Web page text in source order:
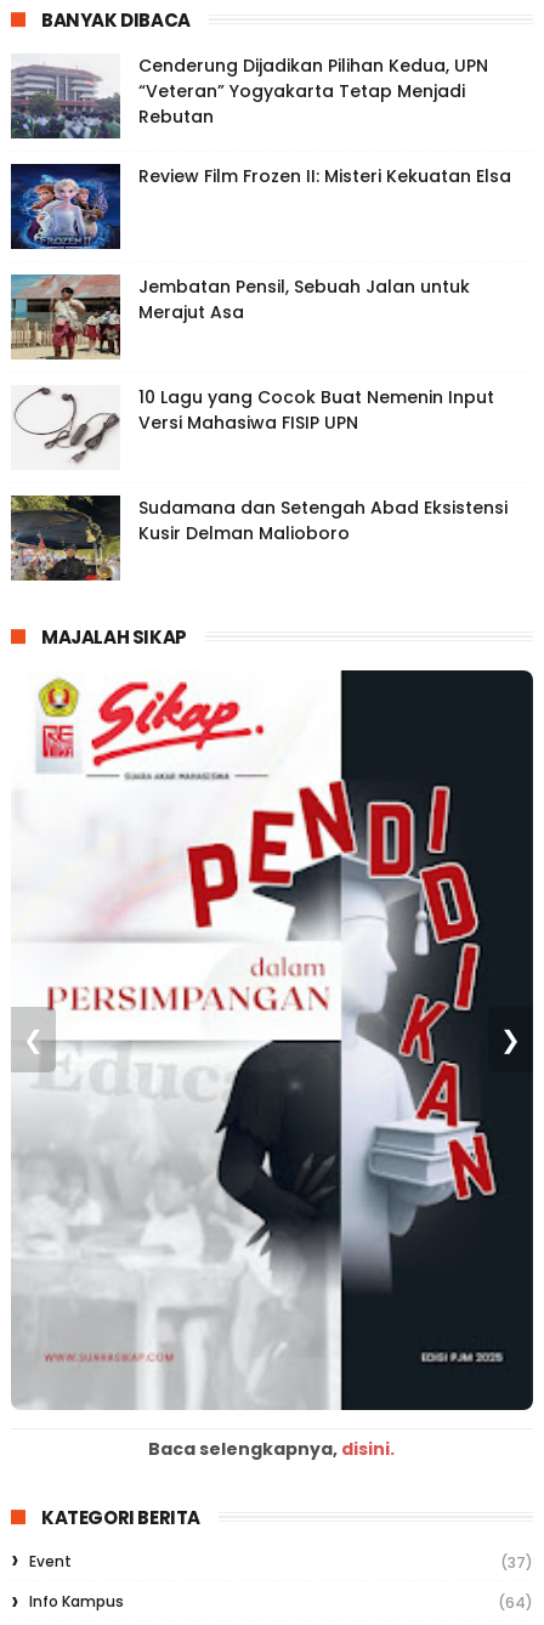
BANYAK DIBACA
Cenderung Dijadikan Pilihan Kedua, UPN
“Veteran” Yogyakarta Tetap Menjadi
Rebutan
Review Film Frozen II: Misteri Kekuatan Elsa
Jembatan Pensil, Sebuah Jalan untuk
Merajut Asa
10 Lagu yang Cocok Buat Nemenin Input
Versi Mahasiwa FISIP UPN
Sudamana dan Setengah Abad Eksistensi
Kusir Delman Malioboro
MAJALAH SIKAP
❮ ❯
Baca selengkapnya, disini.
KATEGORI BERITA
Event
(37)
Info Kampus
(64)